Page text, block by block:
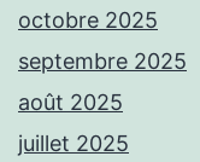
octobre 2025
septembre 2025
août 2025
juillet 2025